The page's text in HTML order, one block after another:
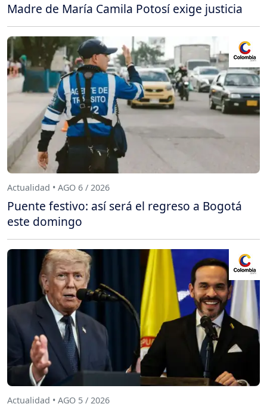
Madre de María Camila Potosí exige justicia
Actualidad • AGO 6 / 2026
Puente festivo: así será el regreso a Bogotá
este domingo
Actualidad • AGO 5 / 2026